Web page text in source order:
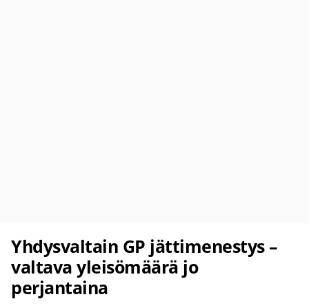
Yhdysvaltain GP jättimenestys –
valtava yleisömäärä jo
perjantaina